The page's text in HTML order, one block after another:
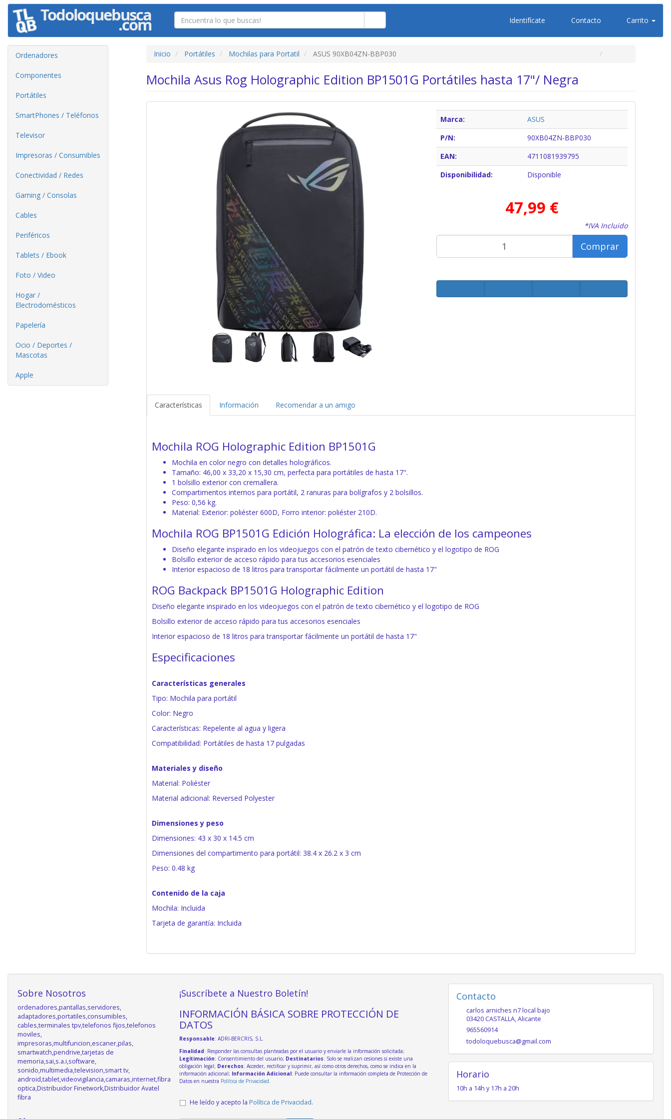
Identifícate Contacto Carrito
Ordenadores
Componentes
Portátiles
SmartPhones / Teléfonos
Televisor
Impresoras / Consumibles
Conectividad / Redes
Gaming / Consolas
Cables
Periféricos
Tablets / Ebook
Foto / Video
Hogar /
Electrodomésticos
Papelería
Ocio / Deportes /
Mascotas
Apple
Inicio Portátiles Mochilas para Portatil ASUS 90XB04ZN-BBP030
Mochila Asus Rog Holographic Edition BP1501G Portátiles hasta 17"/ Negra
Marca:
ASUS
P/N:
90XB04ZN-BBP030
EAN:
4711081939795
Disponibilidad:
Disponible
47,99 €
*IVA Incluido
Comprar
Características Información Recomendar a un amigo
Mochila ROG Holographic Edition BP1501G
Mochila en color negro con detalles holográficos.
Tamaño: 46,00 x 33,20 x 15,30 cm, perfecta para portátiles de hasta 17".
1 bolsillo exterior con cremallera.
Compartimentos internos para portátil, 2 ranuras para bolígrafos y 2 bolsillos.
Peso: 0,56 kg.
Material: Exterior: poliéster 600D, Forro interior: poliéster 210D.
Mochila ROG BP1501G Edición Holográfica: La elección de los campeones
Diseño elegante inspirado en los videojuegos con el patrón de texto cibernético y el logotipo de ROG
Bolsillo exterior de acceso rápido para tus accesorios esenciales
Interior espacioso de 18 litros para transportar fácilmente un portátil de hasta 17"
ROG Backpack BP1501G Holographic Edition
Diseño elegante inspirado en los videojuegos con el patrón de texto cibernético y el logotipo de ROG
Bolsillo exterior de acceso rápido para tus accesorios esenciales
Interior espacioso de 18 litros para transportar fácilmente un portátil de hasta 17"
Especificaciones
Características generales
Tipo: Mochila para portátil
Color: Negro
Características: Repelente al agua y ligera
Compatibilidad: Portátiles de hasta 17 pulgadas
Materiales y diseño
Material: Poliéster
Material adicional: Reversed Polyester
Dimensiones y peso
Dimensiones: 43 x 30 x 14.5 cm
Dimensiones del compartimento para portátil: 38.4 x 26.2 x 3 cm
Peso: 0.48 kg
Contenido de la caja
Mochila: Incluida
Tarjeta de garantía: Incluida
Sobre Nosotros
ordenadores,pantallas,servidores,
adaptadores,portatiles,consumibles,
cables,terminales tpv,telefonos fijos,telefonos
moviles,
impresoras,multifuncion,escaner,pilas,
smartwatch,pendrive,tarjetas de
memoria,sai,s.a.i,software,
sonido,multimedia,television,smart tv,
android,tablet,videovigilancia,camaras,internet,fibra
optica,Distribuidor Finetwork,Distribuidor Avatel
fibra
¡Suscríbete a Nuestro Boletín!
INFORMACIÓN BÁSICA SOBRE PROTECCIÓN DE
DATOS
Responsable: ADRI-BERCRIS, S.L.
Finalidad: Responder las consultas planteadas por el usuario y enviarle la información solicitada;
Legitimación: Consentimiento del usuario; Destinatarios: Solo se realizan cesiones si existe una
obligación legal; Derechos: Acceder, rectificar y suprimir, así como otros derechos, como se indica en la
información adicional; Información Adicional: Puede consultar la información completa de Protección de
Datos en nuestra Política de Privacidad.
He leído y acepto la Política de Privacidad.
Contacto
carlos arniches n7 local bajo
03420 CASTALLA,Alicante
965560914
todoloquebusca@gmail.com
Horario
10h a 14h y 17h a 20h